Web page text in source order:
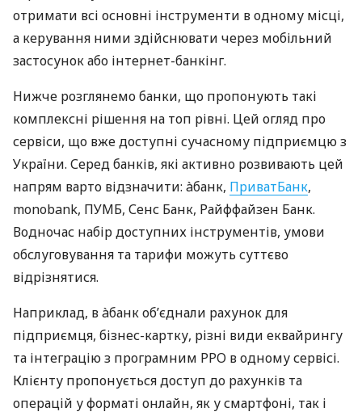
отримати всі основні інструменти в одному місці,
а керування ними здійснювати через мобільний
застосунок або інтернет-банкінг.
Нижче розглянемо банки, що пропонують такі
комплексні рішення на топ рівні. Цей огляд про
сервіси, що вже доступні сучасному підприємцю з
України. Серед банків, які активно розвивають цей
напрям варто відзначити: àбанк, ПриватБанк,
monobank, ПУМБ, Сенс Банк, Райффайзен Банк.
Водночас набір доступних інструментів, умови
обслуговування та тарифи можуть суттєво
відрізнятися.
Наприклад, в àбанк об’єднали рахунок для
підприємця, бізнес-картку, різні види еквайрингу
та інтеграцію з програмним РРО в одному сервісі.
Клієнту пропонується доступ до рахунків та
операцій у форматі онлайн, як у смартфоні, так і